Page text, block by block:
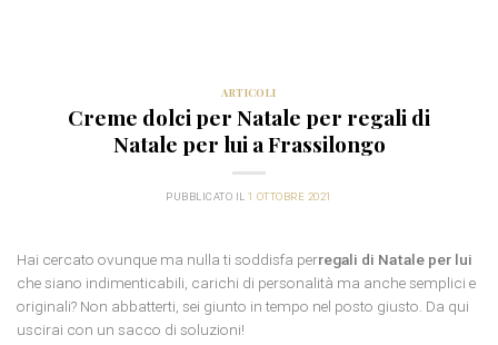
ARTICOLI
Creme dolci per Natale per regali di
Natale per lui a Frassilongo
PUBBLICATO IL 1 OTTOBRE 2021
Hai cercato ovunque ma nulla ti soddisfa perregali di Natale per lui
che siano indimenticabili, carichi di personalità ma anche semplici e
originali? Non abbatterti, sei giunto in tempo nel posto giusto. Da qui
uscirai con un sacco di soluzioni!